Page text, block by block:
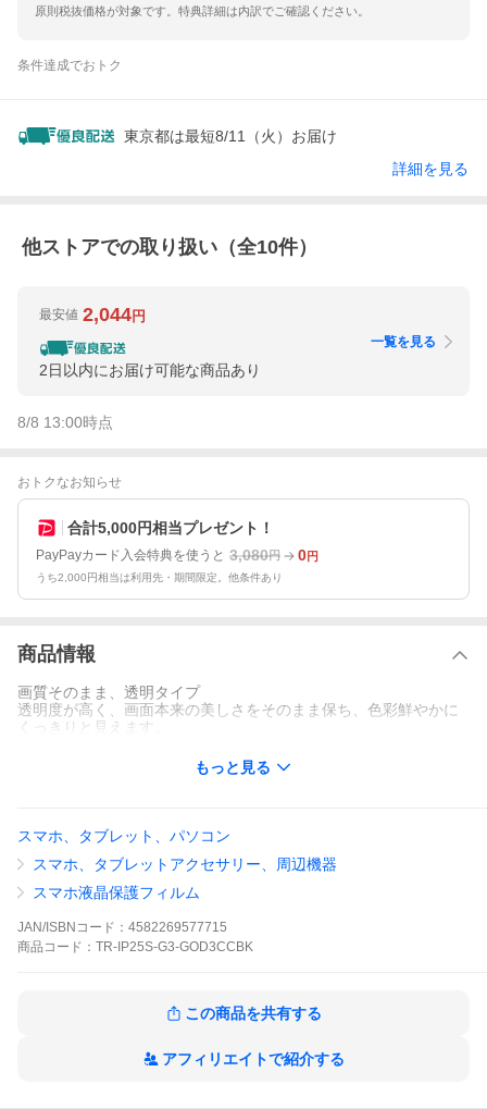
原則税抜価格が対象です。特典詳細は内訳でご確認ください。
条件達成でおトク
東京都は最短8/11（火）お届け
詳細を見る
他ストアでの取り扱い（全10件）
最安値 2,044円
2日以内にお届け可能な商品あり
一覧を見る
8/8 13:00時点
おトクなお知らせ
合計5,000円相当プレゼント！
PayPayカード入会特典を使うと 3,080円 0円
うち2,000円相当は利用先・期間限定。他条件あり
商品情報
画質そのまま、透明タイプ
透明度が高く、画面本来の美しさをそのまま保ち、色彩鮮やかに
くっきりと見えます。
もっと見る
スマホ、タブレット、パソコン
スマホ、タブレットアクセサリー、周辺機器
スマホ液晶保護フィルム
JAN/ISBNコード： 4582269577715
商品 コード： TR-IP25S-G3-GOD3CCBK
この商品を共有する
アフィリエイトで紹介する